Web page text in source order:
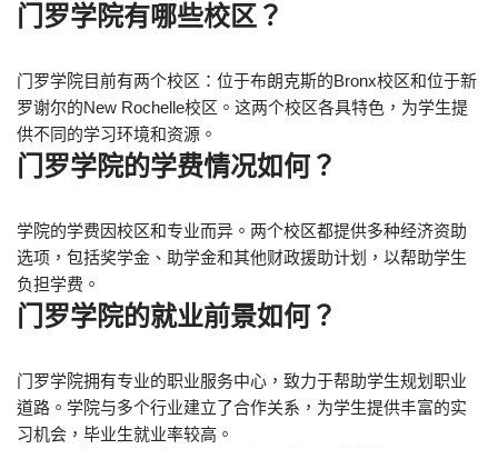
门罗学院有哪些校区？
门罗学院目前有两个校区：位于布朗克斯的Bronx校区和位于新
罗谢尔的New Rochelle校区。这两个校区各具特色，为学生提
供不同的学习环境和资源。
门罗学院的学费情况如何？
学院的学费因校区和专业而异。两个校区都提供多种经济资助
选项，包括奖学金、助学金和其他财政援助计划，以帮助学生
负担学费。
门罗学院的就业前景如何？
门罗学院拥有专业的职业服务中心，致力于帮助学生规划职业
道路。学院与多个行业建立了合作关系，为学生提供丰富的实
习机会，毕业生就业率较高。